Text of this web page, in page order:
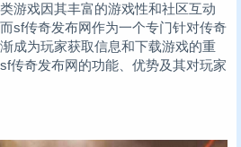
戏因其丰富的游戏性和社区互动
sf传奇发布网作为一个专门针对传奇
成为玩家获取信息和下载游戏的重
传奇发布网的功能、优势及其对玩家